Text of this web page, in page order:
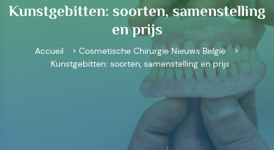
Kunstgebitten: soorten, samenstelling
en prijs
Accueil >Cosmetische Chirurgie Nieuws België >
Kunstgebitten: soorten, samenstelling en prijs